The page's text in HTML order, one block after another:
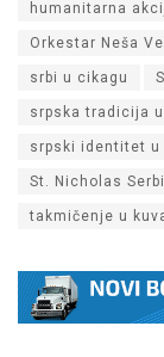
humanitarna
Orkestar Neša
srbi u cikagu
srpska tradicija
srpski identitet u
St. Nicholas
takmičenje u